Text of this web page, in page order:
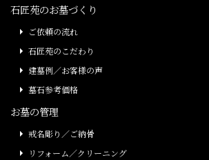
石匠苑のお墓づくり
ご依頼の流れ
石匠苑のこだわり
建墓例／お客様の声
墓石参考価格
お墓の管理
戒名彫り／ご納骨
リフォーム／クリーニング